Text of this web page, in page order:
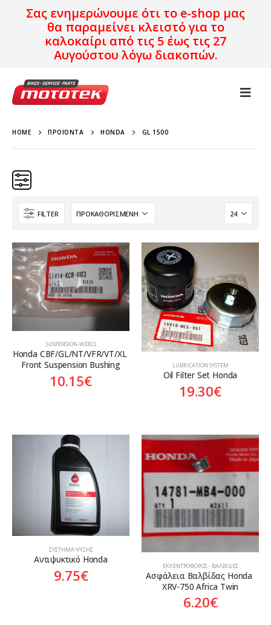
Σας ενημερώνουμε ότι το e-shop μας
θα παραμείνει κλειστό για το
καλοκαίρι από τις 5 έως τις 27
Αυγούστου λόγω διακοπών.
HOME ΠΡΟΪΌΝΤΑ HONDA GL 1500
Κατηγορίες
Προϊόν Προέλευση
Genuine Γνήσιο
FILTER
SUSPENSION-WEELS
Honda CBF/GL/NT/VFR/VT/XL
Front Suspension Bushing
10.15€
LUBRICATION SYSTEM
Oil Filter Set Honda
19.30€
ΣΎΣΤΗΜΑ ΨΎΞΗΣ
Αντιψυκτικό Honda
9.75€
ΕΚΚΕΝΤΡΟΦΌΡΟΣ - ΒΑΛΒΊΔΕΣ
Ασφάλεια Βαλβίδας Honda
XRV-750 Africa Twin
6.20€